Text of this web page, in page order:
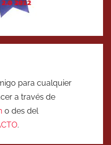
para cualquier
a través de
o des del
.